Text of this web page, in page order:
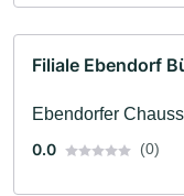
Filiale Ebendorf
Ebendorfer
0.0
(0)